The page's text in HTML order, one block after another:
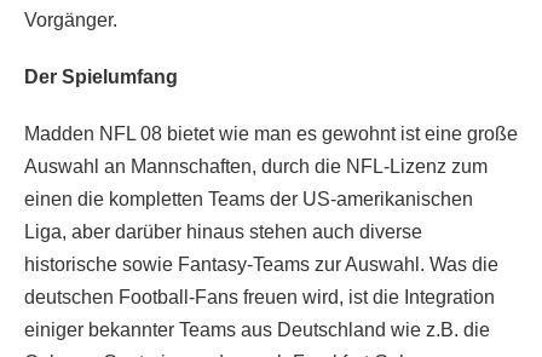
Vorgänger.
Der Spielumfang
Madden NFL 08 bietet wie man es gewohnt ist eine große
Auswahl an Mannschaften, durch die NFL-Lizenz zum
einen die kompletten Teams der US-amerikanischen
Liga, aber darüber hinaus stehen auch diverse
historische sowie Fantasy-Teams zur Auswahl. Was die
deutschen Football-Fans freuen wird, ist die Integration
einiger bekannter Teams aus Deutschland wie z.B. die